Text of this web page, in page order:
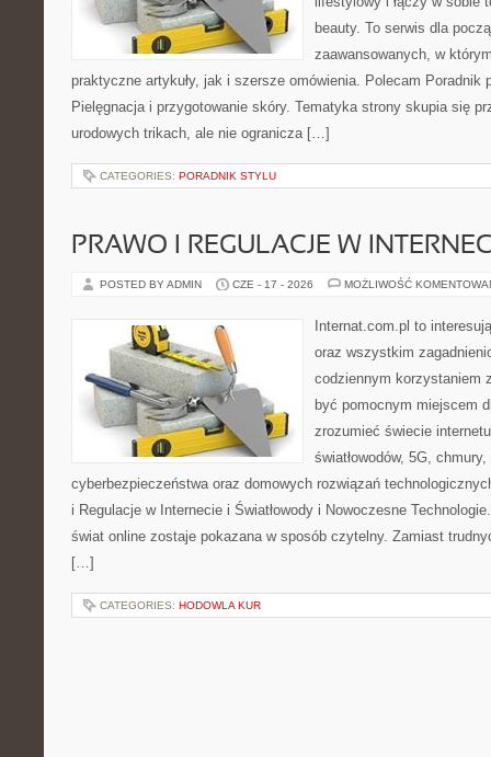
beauty. To serwis dla
zaawansowanych, w
praktyczne artykuły, jak i szersze omówienia. Polecam
Pielęgnacja i przygotowanie skóry. Tematyka strony skupia się
urodowych trikach, ale nie ogranicza […]
CATEGORIES: PORADNIK STYLU
PRAWO I REGULACJE W
POSTED BY ADMIN CZE - 17 - 2026 MOŻLIWOŚĆ
Internat.com.pl to
oraz wszystkim
codziennym korzystaniem
być pomocnym miejscem
zrozumieć świecie
światłowodów, 5G,
cyberbezpieczeństwa oraz domowych rozwiązań
i Regulacje w Internecie i Światłowody i Nowoczesne
świat online zostaje pokazana w sposób czytelny. Zamiast
[…]
CATEGORIES: HODOWLA KUR